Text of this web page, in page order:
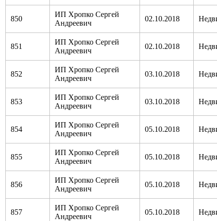
850
ИП Хропко Сергей
Андреевич
02.10.2018
851
ИП Хропко Сергей
Андреевич
02.10.2018
852
ИП Хропко Сергей
Андреевич
03.10.2018
853
ИП Хропко Сергей
Андреевич
03.10.2018
854
ИП Хропко Сергей
Андреевич
05.10.2018
855
ИП Хропко Сергей
Андреевич
05.10.2018
856
ИП Хропко Сергей
Андреевич
05.10.2018
857
ИП Хропко Сергей
Андреевич
05.10.2018